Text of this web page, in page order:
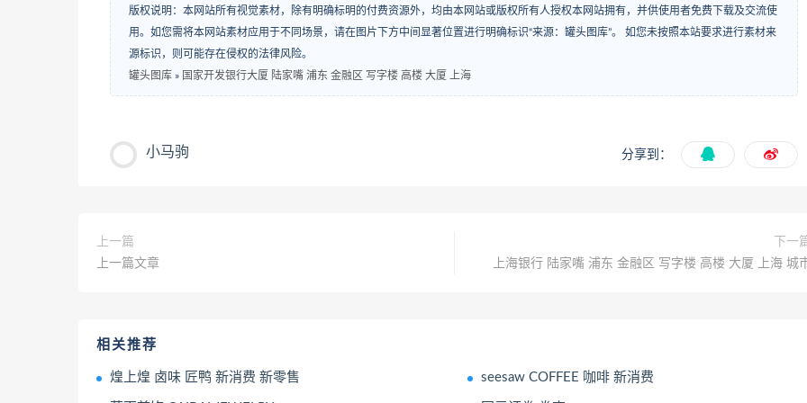
版权说明：本网站所有视觉素材，除有明确标明的付费资源外，均由本网站或版权所有人授权本网站拥有，并供使用者免费下载及交流使
用。如您需将本网站素材应用于不同场景，请在图片下方中间显著位置进行明确标识“来源：罐头图库”。 如您未按照本站要求进行素材来
源标识，则可能存在侵权的法律风险。
罐头图库 » 国家开发银行大厦 陆家嘴 浦东 金融区 写字楼 高楼 大厦 上海
小马驹 分享到：
上一篇
上一篇文章
下一
上海银行 陆家嘴 浦东 金融区 写字楼 高楼 大厦 上海 城
相关推荐
煌上煌 卤味 匠鸭 新消费 新零售 seesaw COFFEE 咖啡 新消费